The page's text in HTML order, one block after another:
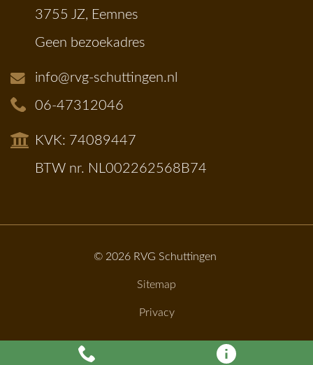
3755 JZ, Eemnes
Geen bezoekadres
info@rvg-schuttingen.nl
06-47312046
KVK: 74089447
BTW nr. NL002262568B74
© 2026 RVG Schuttingen
Sitemap
Privacy